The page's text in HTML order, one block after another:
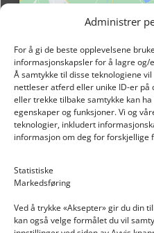
Administrer
For å gi de beste opplevelsene
informasjonskapsler for å lagre
Å samtykke til disse teknologiene
nettleser atferd eller unike ID-er på
eller trekke tilbake samtykke kan
egenskaper og funksjoner. Vi og
teknologier, inkludert
informasjon om deg for forskjellige
Statistiske
Markedsføring
Ved å trykke «Aksepter» gir du din
kan også velge formålet du vil